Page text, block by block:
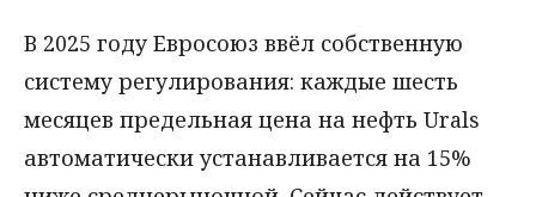
В 2025 году Евросоюз ввёл собственную
систему регулирования: каждые шесть
месяцев предельная цена на нефть Urals
автоматически устанавливается на 15%